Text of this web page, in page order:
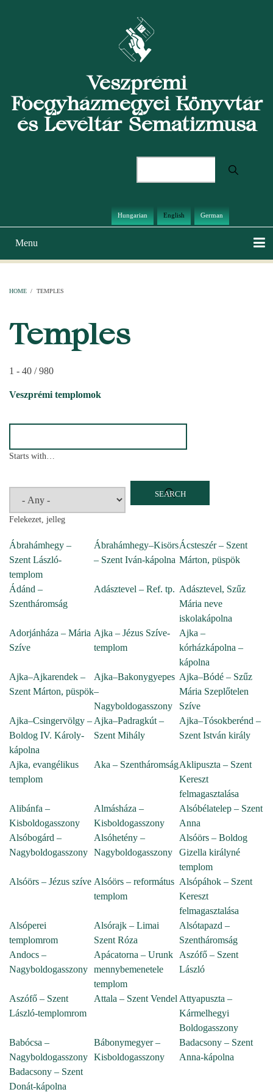
Veszprémi
Főegyházmegyei Könyvtár
és Levéltár Sematizmusa
Hungarian English German
Main
navigation
Menu
HOME / TEMPLES
Temples
1 - 40 / 980
Veszprémi templomok
Starts with…
Felekezet, jelleg
Ábrahámhegy –
Szent László-
templom
Ábrahámhegy–Kisörs
– Szent Iván-kápolna
Ácsteszér – Szent
Márton, püspök
Ádánd –
Szentháromság
Adásztevel – Ref. tp. Adásztevel, Szűz
Mária neve
iskolakápolna
Adorjánháza – Mária
Szíve
Ajka – Jézus Szíve-
templom
Ajka –
kórházkápolna –
kápolna
Ajka–Ajkarendek –
Szent Márton, püspök
Ajka–Bakonygyepes
–
Nagyboldogasszony
Ajka–Bódé – Szűz
Mária Szeplőtelen
Szíve
Ajka–Csingervölgy –
Boldog IV. Károly-
kápolna
Ajka–Padragkút –
Szent Mihály
Ajka–Tósokberénd –
Szent István király
Ajka, evangélikus
templom
Aka – SzentháromságAklipuszta – Szent
Kereszt
felmagasztalása
Alibánfa –
Kisboldogasszony
Almásháza –
Kisboldogasszony
Alsóbélatelep – Szent
Anna
Alsóbogárd –
Nagyboldogasszony
Alsóhetény –
Nagyboldogasszony
Alsóörs – Boldog
Gizella királyné
templom
Alsóörs – Jézus szíve Alsóörs – református
templom
Alsópáhok – Szent
Kereszt
felmagasztalása
Alsóperei
templomrom
Alsórajk – Limai
Szent Róza
Alsótapazd –
Szentháromság
Andocs –
Nagyboldogasszony
Apácatorna – Urunk
mennybemenetele
templom
Aszófő – Szent
László
Aszófő – Szent
László-templomrom
Attala – Szent Vendel Attyapuszta –
Kármelhegyi
Boldogasszony
Babócsa –
Nagyboldogasszony
Bábonymegyer –
Kisboldogasszony
Badacsony – Szent
Anna-kápolna
Badacsony – Szent
Donát-kápolna